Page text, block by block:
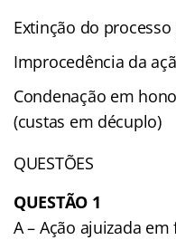
Extinção do
Improcedência da
Condenação em
(custas em décuplo)
QUESTÕES
QUESTÃO 1
A – Ação ajuizada